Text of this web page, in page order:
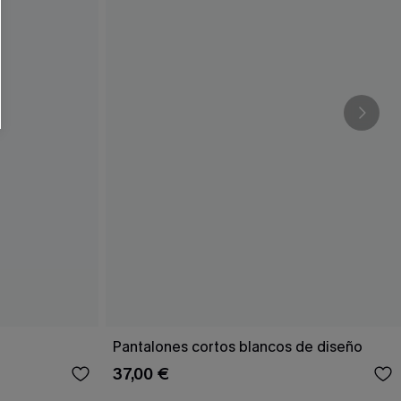
Pantalones cortos blancos de diseño
37,00 €
formulario, usted acepta nuestros
de Cupshe en cualquier momento del
y ofertas adaptados a su perfil.